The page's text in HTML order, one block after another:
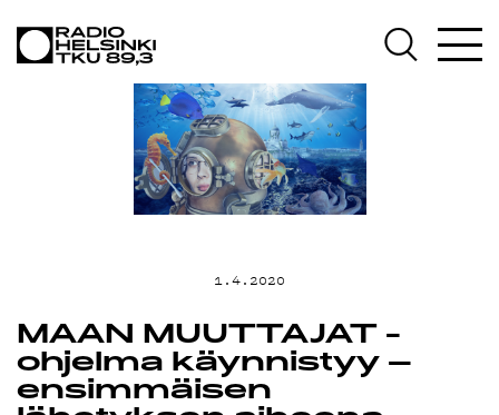
OHJELMAT
TEKIJÄT
1.4.2020
MAAN MUUTTAJAT -
ohjelma käynnistyy –
ensimmäisen